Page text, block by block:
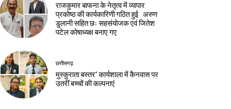
राजकुमार बाफना के नेतृत्व में व्यापार
प्रकोष्ठ की कार्यकारिणी गठित हुई अरुण
डुलानी सहित छः सहसंयोजक एवं जितेश
पटेल कोषाध्यक्ष बनाए गए
छत्तीसगढ़
मुस्कुराता बस्तर’ कार्यशाला में कैनवास पर
उतरीं बच्चों की कल्पनाएं